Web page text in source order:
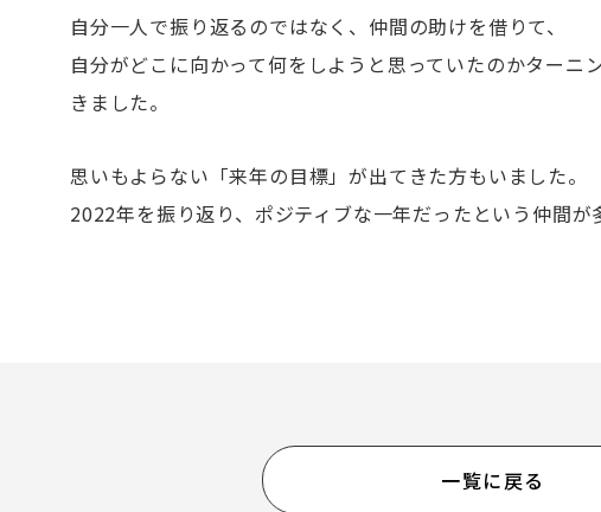
自分一人で振り返るのではなく、仲間の助けを借りて、
自分がどこに向かって何をしようと思っていたのかターニ
きました。
思いもよらない「来年の目標」が出てきた方もいました。
2022年を振り返り、ポジティブな一年だったという仲間が
一覧に戻る